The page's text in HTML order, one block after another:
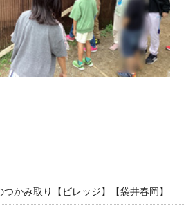
かみ取り【ビレッジ】【袋井春岡】